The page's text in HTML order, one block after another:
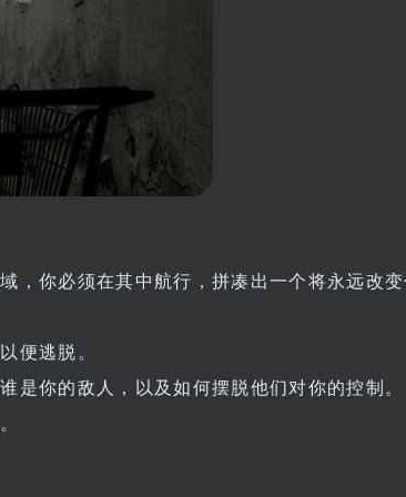
，你必须在其中航行，拼凑出一个将永远改
便逃脱。
你的敌人，以及如何摆脱他们对你的控制。